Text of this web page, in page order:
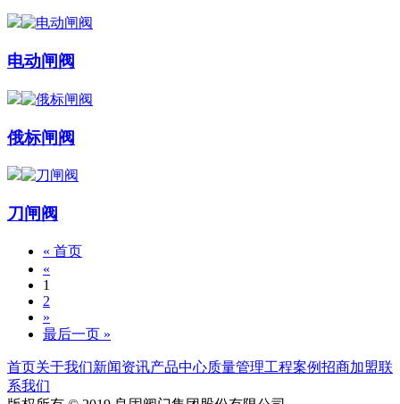
电动闸阀
俄标闸阀
刀闸阀
« 首页
«
1
2
»
最后一页 »
首页关于我们新闻资讯产品中心质量管理工程案例招商加盟联
系我们